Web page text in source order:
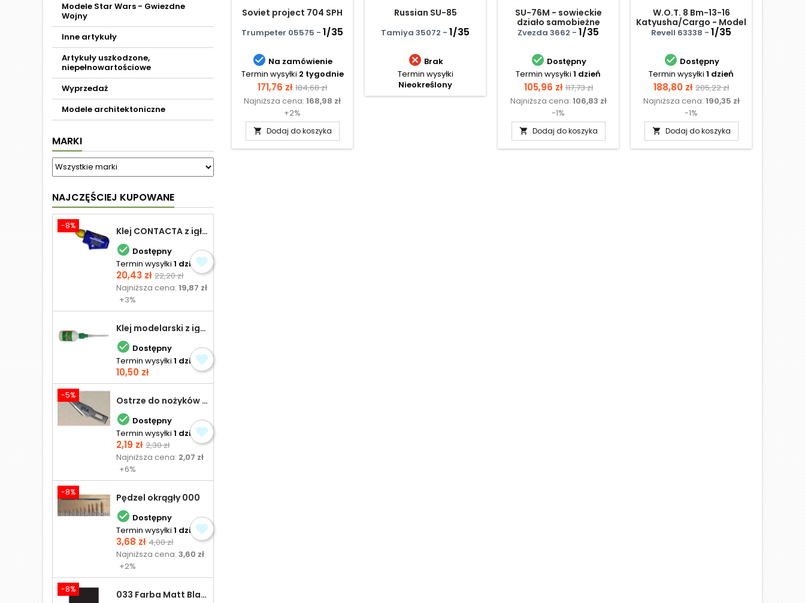
Modele Star Wars - Gwiezdne
Wojny
Inne artykuły
Artykuły uszkodzone,
niepełnowartościowe
Wyprzedaż
Modele architektoniczne
MARKI
NAJCZĘŚCIEJ KUPOWANE
-8% Klej CONTACTA z igłą do plastiku 25,0 g
 Dostępny
Termin wysyłki 1 dzień
Cena
20,43 zł Cena
podstawowa
22,20 zł
Najniższa cena:19,87 zł
+3%
Klej modelarski z igłą 30 ml
 Dostępny
Termin wysyłki 1 dzień
Cena
10,50 zł
-5% Ostrze do nożyków Excel
 Dostępny
Termin wysyłki 1 dzień
Cena
2,19 zł Cena
podstawowa
2,30 zł
Najniższa cena: 2,07 zł
+6%
-8% Pędzel okrągły 000
 Dostępny
Termin wysyłki 1 dzień
Cena
3,68 zł Cena
podstawowa
4,00 zł
Najniższa cena:3,60 zł
+2%
-8% 033 Farba Matt Black - olejna
Soviet project 704 SPH
Trumpeter 05575 - 1/35
 Na zamówienie
Termin wysyłki 2 tygodnie
Cena
171,76 zł Cena
podstawowa
184,68 zł
Najniższa cena: 168,98 zł
+2%
 Dodaj do koszyka
Russian SU-85
Tamiya 35072 - 1/35
 Brak
Termin wysyłki
Nieokreślony
SU-76M - sowieckie
działo samobieżne
Zvezda 3662 - 1/35
 Dostępny
Termin wysyłki 1 dzień
Cena
105,96 zł Cena
podstawowa
117,73 zł
Najniższa cena: 106,83 zł
-1%
 Dodaj do koszyka
W.O.T. 8 Bm-13-16
Katyusha/Cargo - Model
Set
Revell 63338 - 1/35
 Dostępny
Termin wysyłki 1 dzień
Cena
188,80 zł Cena
podstawowa
205,22 zł
Najniższa cena: 190,35 zł
-1%
 Dodaj do koszyka